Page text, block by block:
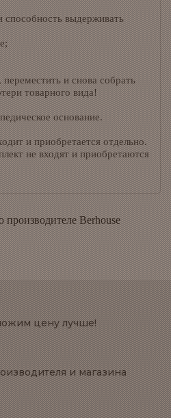
способность выдерживать
и снова собрать
товарного вида!
основание.
и приобретается отдельно.
не входят и приобретаются
Berhouse
цену лучше!
и магазина